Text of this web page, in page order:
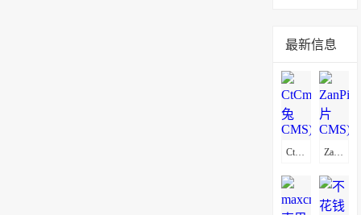
最新信息
ZanPianCms(赞片CMS)通用采集教程(图文)